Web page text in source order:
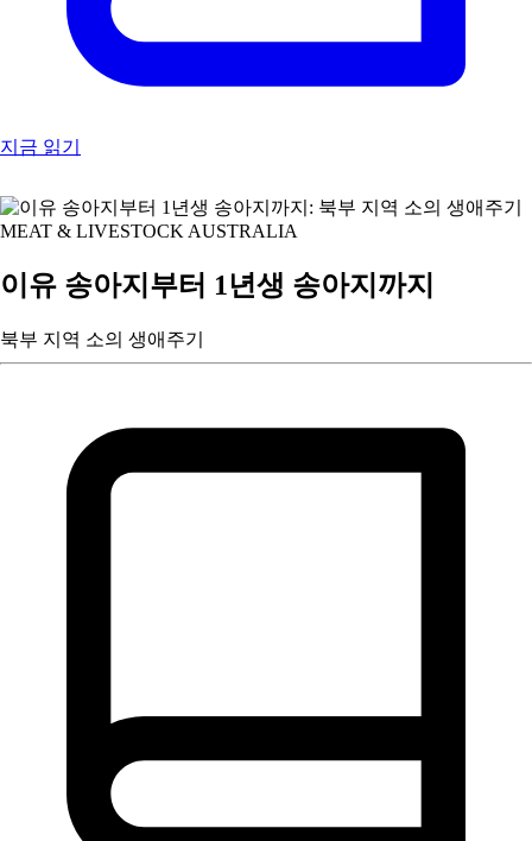
지금 읽기
MEAT & LIVESTOCK AUSTRALIA
이유 송아지부터 1년생 송아지까지
북부 지역 소의 생애주기